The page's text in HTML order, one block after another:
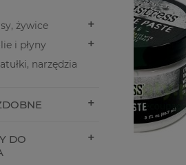
żywice
i płyny
narzędzia
DO